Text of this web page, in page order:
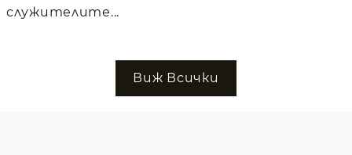
служителите...
Виж Всички